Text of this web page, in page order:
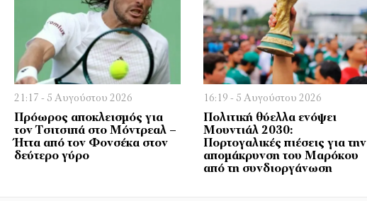
21:17 - 5 Αυγούστου 2026
Πρόωρος αποκλεισμός για
τον Τσιτσιπά στο Μόντρεαλ –
Ήττα από τον Φονσέκα στον
δεύτερο γύρο
16:19 - 5 Αυγούστου 2026
Πολιτική θύελλα ενόψει
Μουντιάλ 2030:
Πορτογαλικές πιέσεις για την
απομάκρυνση του Μαρόκου
από τη συνδιοργάνωση